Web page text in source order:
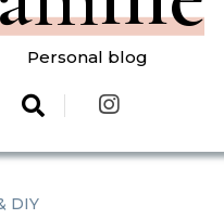
Personal blog
DIY